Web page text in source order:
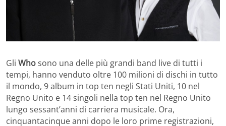
Gli Whosono una delle più grandi band live di tutti i
tempi, hanno venduto oltre 100 milioni di dischi in tutto
il mondo, 9 album in top ten negli Stati Uniti, 10 nel
Regno Unito e 14 singoli nella top ten nel Regno Unito
lungo sessant’anni di carriera musicale. Ora,
cinquantacinque anni dopo le loro prime registrazioni,